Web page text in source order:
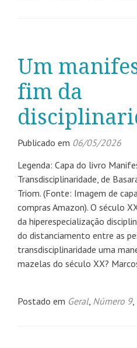
Um
fim da
Publicado em 06/05/2026
Legenda: Capa do livro
Transdisciplinaridade, de
Triom. (Fonte: Imagem de
compras Amazon). O século
da hiperespecialização
do distanciamento entre as
transdisciplinaridade uma
mazelas do século XX?
Postado em Geral, Número 9,